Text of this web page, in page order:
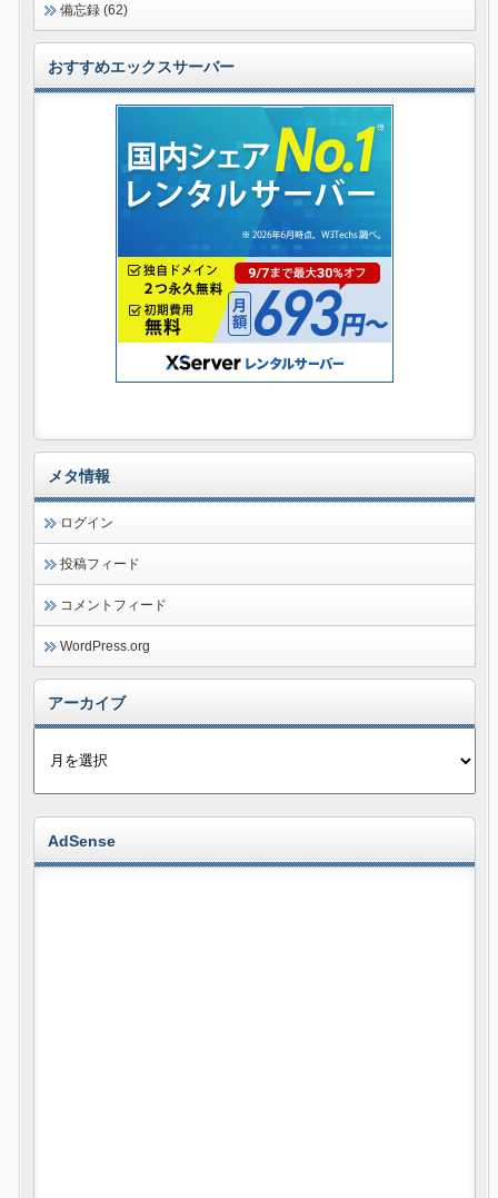
備忘録 (62)
おすすめエックスサーバー
メタ情報
ログイン
投稿フィード
コメントフィード
WordPress.org
アーカイブ
AdSense